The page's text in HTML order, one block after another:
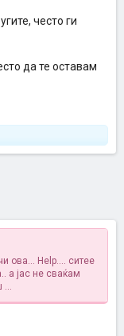
често ги
да те оставам
ова... Help.... ситее
а јас не сваќам
...